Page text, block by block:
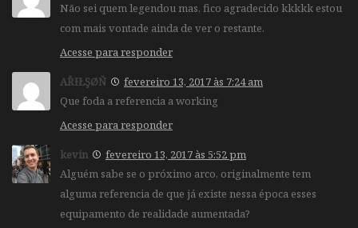
Não sei quem legendou mas, fico agradecido kkkkk estou
com mais vontade ainda de ver o restante.
Acesse para responder
AŘƗŁŞØŇ
fevereiro 13, 2017 às 7:24 am
Que foda a referencia a working
Acesse para responder
kevin
fevereiro 13, 2017 às 5:52 pm
Alguém sabe se o próximo arco, originalmente tem
alguma referencia de que já existe nessa época esses
equipamento de realidade aumentada?